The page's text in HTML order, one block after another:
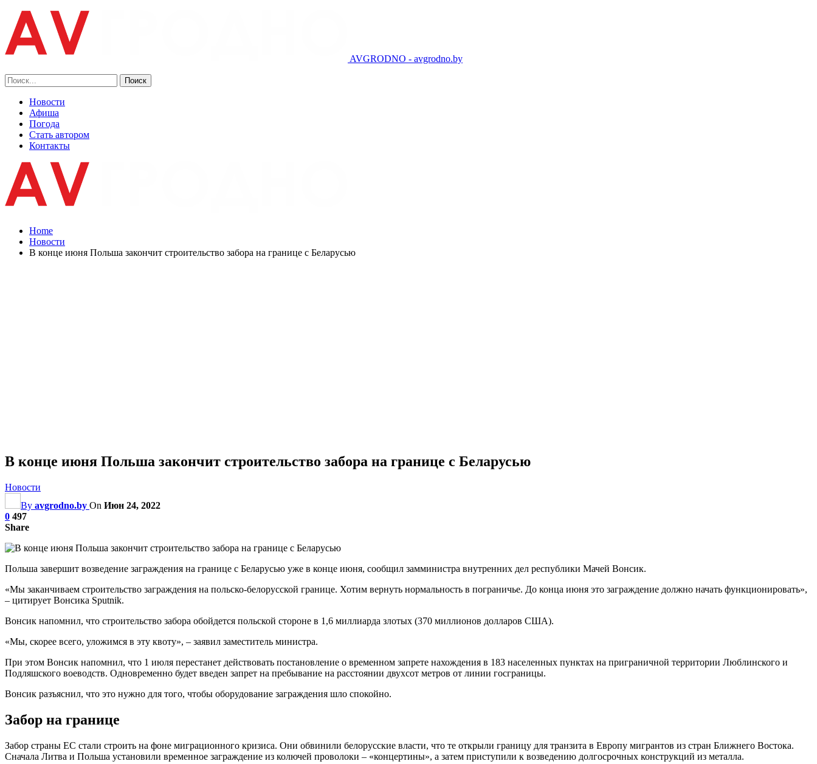
AVGRODNO - avgrodno.by
Новости
Афиша
Погода
Стать автором
Контакты
Home
Новости
В конце июня Польша закончит строительство забора на границе с Беларусью
В конце июня Польша закончит строительство забора на границе с Беларусью
Новости
By avgrodno.by On Июн 24, 2022
0 497
Share
Польша завершит возведение заграждения на границе с Беларусью уже в конце июня, сообщил замминистра внутренних дел республики Мачей Вонсик.
«Мы заканчиваем строительство заграждения на польско-белорусской границе. Хотим вернуть нормальность в пограничье. До конца июня это заграждение должно начать функционировать»,
– цитирует Вонсика Sputnik.
Вонсик напомнил, что строительство забора обойдется польской стороне в 1,6 миллиарда злотых (370 миллионов долларов США).
«Мы, скорее всего, уложимся в эту квоту», – заявил заместитель министра.
При этом Вонсик напомнил, что 1 июля перестанет действовать постановление о временном запрете нахождения в 183 населенных пунктах на приграничной территории Люблинского и
Подляшского воеводств. Одновременно будет введен запрет на пребывание на расстоянии двухсот метров от линии госграницы.
Вонсик разъяснил, что это нужно для того, чтобы оборудование заграждения шло спокойно.
Забор на границе
Забор страны ЕС стали строить на фоне миграционного кризиса. Они обвинили белорусские власти, что те открыли границу для транзита в Европу мигрантов из стран Ближнего Востока.
Сначала Литва и Польша установили временное заграждение из колючей проволоки – «концертины», а затем приступили к возведению долгосрочных конструкций из металла.